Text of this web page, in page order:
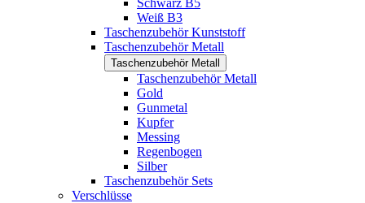
Schwarz B5
Weiß B3
Taschenzubehör Kunststoff
Taschenzubehör Metall
Taschenzubehör Metall
Taschenzubehör Metall
Gold
Gunmetal
Kupfer
Messing
Regenbogen
Silber
Taschenzubehör Sets
Verschlüsse